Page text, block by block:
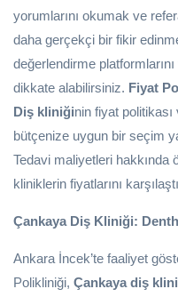
yorumlarını okumak ve
daha gerçekçi bir fikir
değerlendirme
dikkate alabilirsiniz. Fiyat
Diş kliniğinin fiyat
bütçenize uygun bir seçim
Tedavi maliyetleri hakkında
kliniklerin fiyatlarını
Çankaya Diş Kliniği:
Ankara İncek’te faaliyet
Polikliniği, Çankaya diş